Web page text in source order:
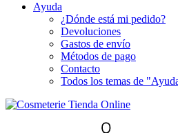
Ayuda
¿Dónde está mi pedido?
Devoluciones
Gastos de envío
Métodos de pago
Contacto
Todos los temas de